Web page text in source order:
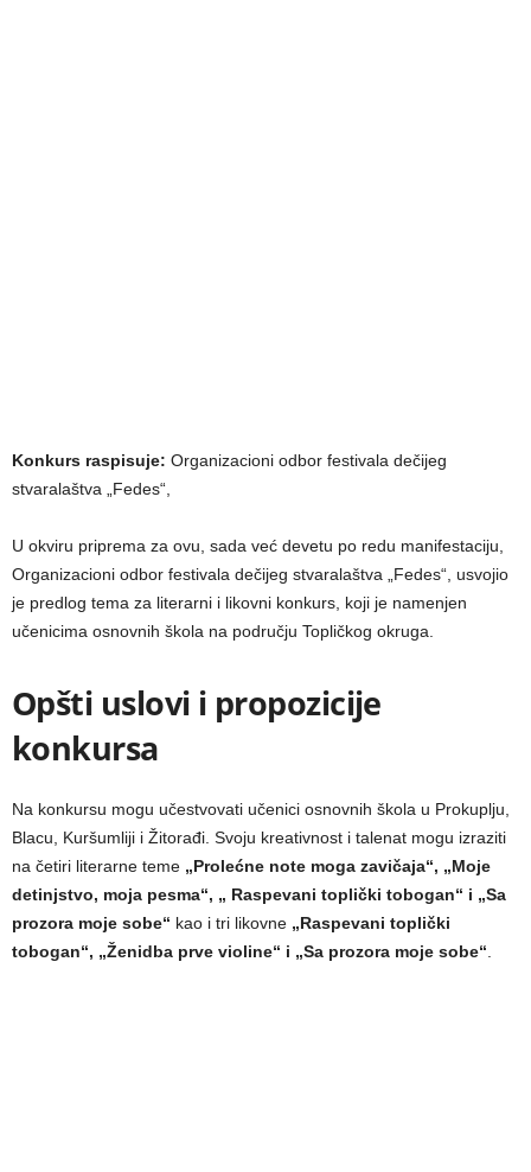
Konkurs raspisuje: Organizacioni odbor festivala dečijeg
stvaralaštva „Fedes“,
U okviru priprema za ovu, sada već devetu po redu manifestaciju,
Organizacioni odbor festivala dečijeg stvaralaštva „Fedes“, usvojio
je predlog tema za literarni i likovni konkurs, koji je namenjen
učenicima osnovnih škola na području Topličkog okruga.
Opšti uslovi i propozicije
konkursa
Na konkursu mogu učestvovati učenici osnovnih škola u Prokuplju,
Blacu, Kuršumliji i Žitorađi. Svoju kreativnost i talenat mogu izraziti
na četiri literarne teme „Prolećne note moga zavičaja“, „Moje
detinjstvo, moja pesma“, „ Raspevani toplički tobogan“ i „Sa
prozora moje sobe“ kao i tri likovne „Raspevani toplički
tobogan“, „Ženidba prve violine“ i „Sa prozora moje sobe“.